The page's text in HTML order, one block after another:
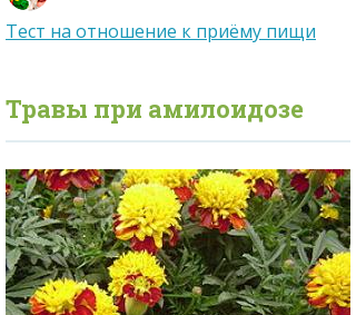
Тест на отношение к приёму пищи
Травы при амилоидозе